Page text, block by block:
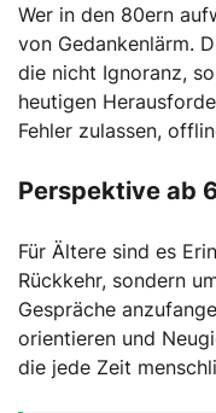
Wer in den 80ern
von Gedankenlärm.
die nicht Ignoranz,
heutigen
Fehler zulassen,
Perspektive ab
Für Ältere sind es
Rückkehr, sondern
Gespräche
orientieren und
die jede Zeit